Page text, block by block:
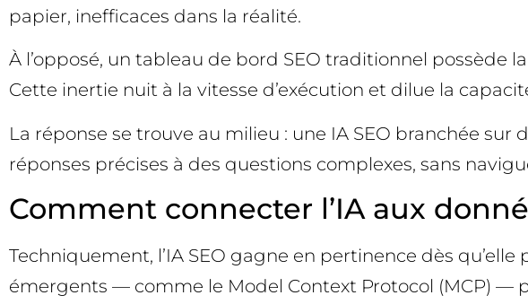
papier, inefficaces dans la réalité.
À l’opposé, un tableau de bord SEO traditionnel possède
Cette inertie nuit à la vitesse d’exécution et dilue la
La réponse se trouve au milieu : une IA SEO branchée
réponses précises à des questions complexes, sans
Comment connecter l’IA aux
Techniquement, l’IA SEO gagne en pertinence dès
émergents — comme le Model Context Protocol (MCP) —